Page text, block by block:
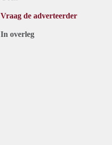
Vraag de adverteerder
In overleg